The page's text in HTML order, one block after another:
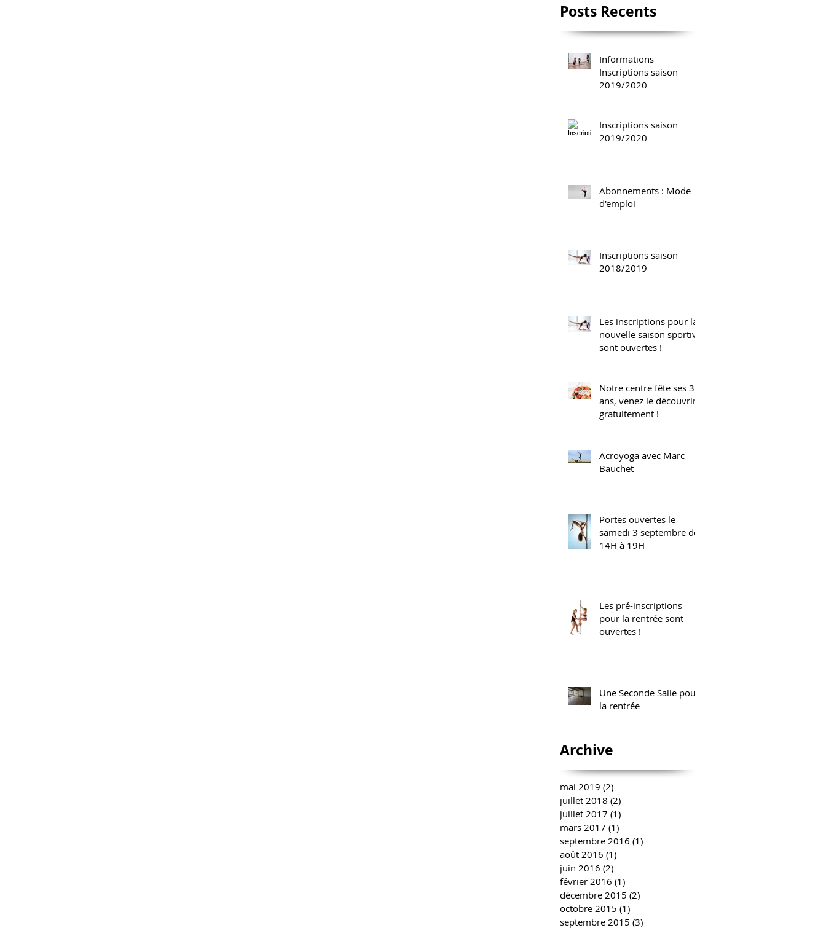
Posts Recents
Informations
Inscriptions saison
2019/2020
Inscriptions saison
2019/2020
Abonnements : Mode
d'emploi
Inscriptions saison
2018/2019
Les inscriptions pour la
nouvelle saison sportive
sont ouvertes !
Notre centre fête ses 3
ans, venez le découvrir
gratuitement !
Acroyoga avec Marc
Bauchet
Portes ouvertes le
samedi 3 septembre de
14H à 19H
Les pré-inscriptions
pour la rentrée sont
ouvertes !
Une Seconde Salle pour
la rentrée
Archive
mai 2019 (2)
juillet 2018 (2)
juillet 2017 (1)
mars 2017 (1)
septembre 2016 (1)
août 2016 (1)
juin 2016 (2)
février 2016 (1)
décembre 2015 (2)
octobre 2015 (1)
septembre 2015 (3)